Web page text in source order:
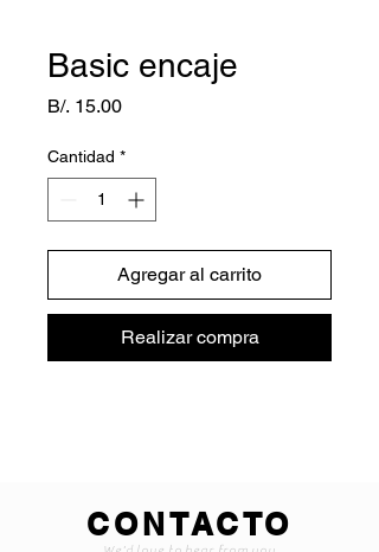
Basic encaje
B/. 15.00Precio
Cantidad *
Agregar al carrito
Realizar compra
CONTACTO